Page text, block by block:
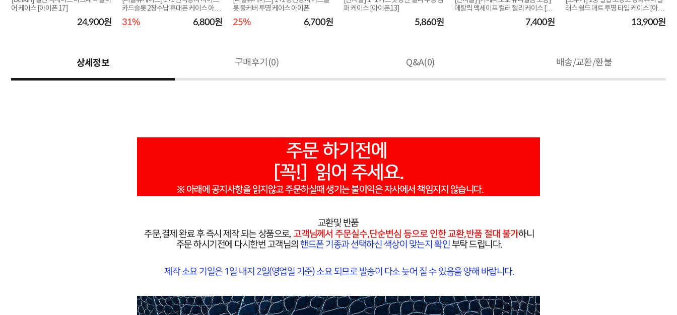
어 케이스 [아이폰 17]
24,900원
카드슬롯 2장수납 휴대폰 케이스 아이
폰
31% 6,800원
롯 풀커버 투명 케이스 아이폰
25% 6,700원
퍼 케이스 [아이폰13]
5,860원
메탈릭 맥세이프 컬러 젤리 케이스 [아
7,400원
래스 쉴드 매트 투명 타입 케이스 [아이
13,900원
상세정보 구매후기(0) Q&A(0) 배송/교환/환불